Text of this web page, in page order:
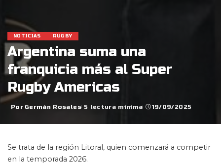
NOTICIAS RUGBY
Argentina suma una
franquicia más al Super
Rugby Americas
Posted
Por Germán Rosales 5 lectura mínima 19/09/2025
Se trata de la región Litoral, quien comenzará a competir
en la temporada 2026.